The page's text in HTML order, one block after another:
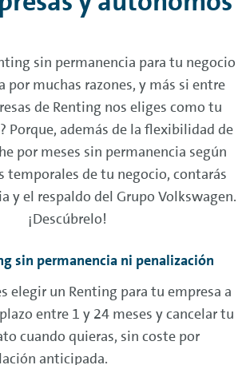
sin permanencia para tu negocio
por muchas razones, y más si entre
de Renting nos eliges como tu
Porque, además de la flexibilidad de
por meses sin permanencia según
temporales de tu negocio, contarás
y el respaldo del Grupo Volkswagen.
¡Descúbrelo!
sin permanencia ni penalización
elegir un Renting para tu empresa a
entre 1 y 24 meses y cancelar tu
cuando quieras, sin coste por
anticipada.